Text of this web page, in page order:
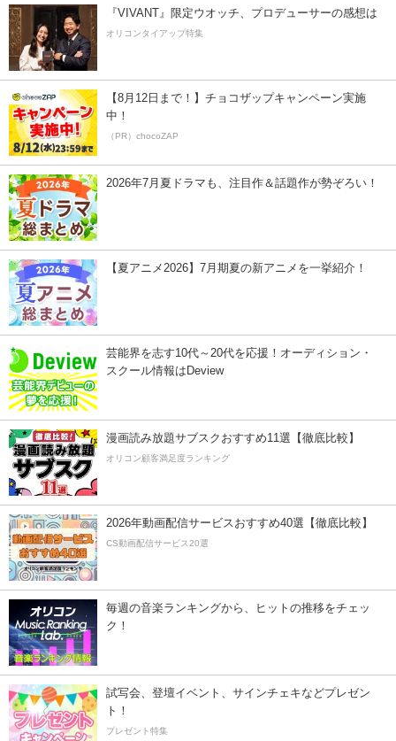
『VIVANT』限定ウオッチ、プロデューサーの感想は
オリコンタイアップ特集
【8月12日まで！】チョコザップキャンペーン実施
中！
（PR）chocoZAP
2026年7月夏ドラマも、注目作＆話題作が勢ぞろい！
【夏アニメ2026】7月期夏の新アニメを一挙紹介！
芸能界を志す10代～20代を応援！オーディション・
スクール情報はDeview
漫画読み放題サブスクおすすめ11選【徹底比較】
オリコン顧客満足度ランキング
2026年動画配信サービスおすすめ40選【徹底比較】
CS動画配信サービス20選
毎週の音楽ランキングから、ヒットの推移をチェッ
ク！
試写会、登壇イベント、サインチェキなどプレゼン
ト！
プレゼント特集